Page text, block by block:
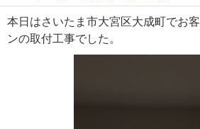
本日はさいたま市大宮区大成町でお
ンの取付工事でした。